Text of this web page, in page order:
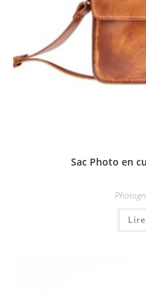
Sac Photo en